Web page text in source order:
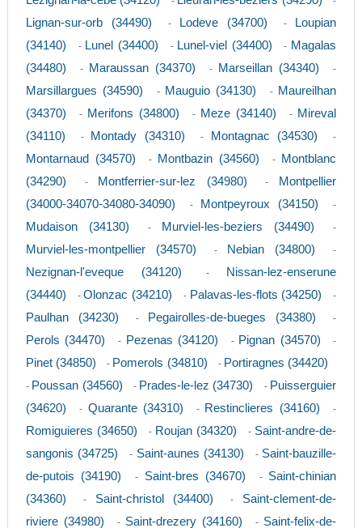
Lignan-sur-orb (34490) - Lodeve (34700) -
Loupian
(34140)
- Lunel (34400) - Lunel-viel (34400) - Magalas
(34480)
- Maraussan (34370) - Marseillan (34340) -
Marsillargues (34590) - Mauguio (34130) - Maureilhan
(34370)
- Merifons (34800) - Meze (34140) - Mireval
(34110)
- Montady (34310) - Montagnac (34530) -
Montarnaud (34570) - Montbazin (34560) -
Montblanc
(34290)
- Montferrier-sur-lez (34980) -
Montpellier
(34000-34070-34080-34090)
- Montpeyroux (34150) -
Mudaison (34130) - Murviel-les-beziers (34490) -
Murviel-les-montpellier (34570) - Nebian (34800) -
Nezignan-l'eveque (34120) -
Nissan-lez-enserune
(34440)
-Olonzac (34210) - Palavas-les-flots (34250) -
Paulhan (34230) - Pegairolles-de-bueges (34380) -
Perols (34470) - Pezenas (34120) - Pignan (34570) -
Pinet (34850) - Pomerols (34810) - Portiragnes (34420)
- Poussan (34560) - Prades-le-lez (34730) - Puisserguier
(34620)
- Quarante (34310) - Restinclieres (34160) -
Romiguieres (34650) - Roujan (34320) - Saint-andre-de-
sangonis (34725)
- Saint-aunes (34130) - Saint-bauzille-
de-putois (34190)
- Saint-bres (34670) - Saint-chinian
(34360)
- Saint-christol (34400) - Saint-clement-de-
riviere (34980)
- Saint-drezery (34160) - Saint-felix-de-